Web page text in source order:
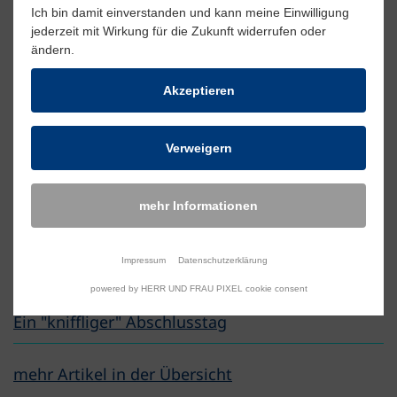
ihr handwerkliches Geschick.
weitere Artikel
Toller Zeitungsartikel
Herzlichen Glückwunsch!
Abschied in die Ferien
Ein "kniffliger" Abschlusstag
mehr Artikel in der Übersicht
Ich bin damit einverstanden und kann meine Einwilligung
jederzeit mit Wirkung für die Zukunft widerrufen oder
ändern.
Akzeptieren
Verweigern
mehr Informationen
Impressum Datenschutzerklärung
powered by HERR UND FRAU PIXEL cookie consent